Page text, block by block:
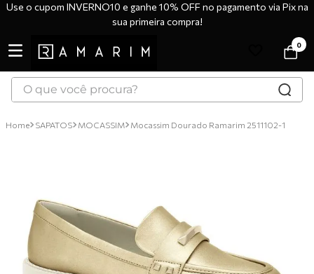
Use o cupom INVERNO10 e ganhe 10% OFF no pagamento via Pix na
sua primeira compra!
0
O que você procura?
SAPATOS MOCASSIM Mocassim Dourado Ramarim 2511102-1
º
botas
5
scarpin
6º
tênis casual